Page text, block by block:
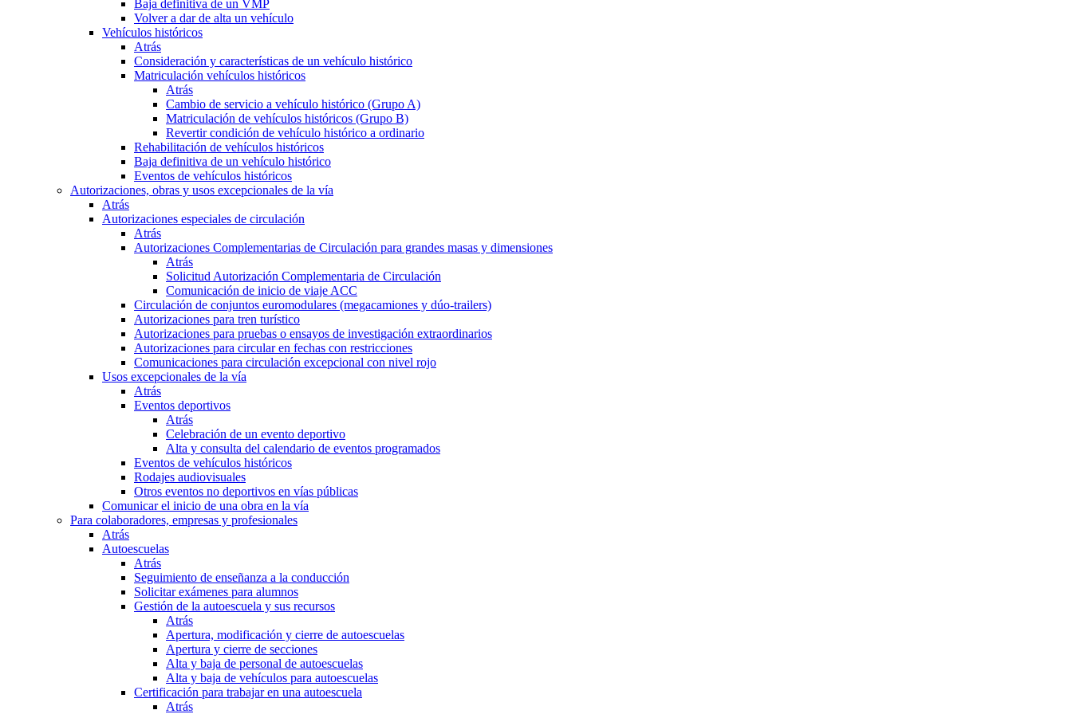
Baja definitiva de un VMP
Volver a dar de alta un vehículo
Vehículos históricos
Atrás
Consideración y características de un vehículo histórico
Matriculación vehículos históricos
Atrás
Cambio de servicio a vehículo histórico (Grupo A)
Matriculación de vehículos históricos (Grupo B)
Revertir condición de vehículo histórico a ordinario
Rehabilitación de vehículos históricos
Baja definitiva de un vehículo histórico
Eventos de vehículos históricos
Autorizaciones, obras y usos excepcionales de la vía
Atrás
Autorizaciones especiales de circulación
Atrás
Autorizaciones Complementarias de Circulación para grandes masas y dimensiones
Atrás
Solicitud Autorización Complementaria de Circulación
Comunicación de inicio de viaje ACC
Circulación de conjuntos euromodulares (megacamiones y dúo-trailers)
Autorizaciones para tren turístico
Autorizaciones para pruebas o ensayos de investigación extraordinarios
Autorizaciones para circular en fechas con restricciones
Comunicaciones para circulación excepcional con nivel rojo
Usos excepcionales de la vía
Atrás
Eventos deportivos
Atrás
Celebración de un evento deportivo
Alta y consulta del calendario de eventos programados
Eventos de vehículos históricos
Rodajes audiovisuales
Otros eventos no deportivos en vías públicas
Comunicar el inicio de una obra en la vía
Para colaboradores, empresas y profesionales
Atrás
Autoescuelas
Atrás
Seguimiento de enseñanza a la conducción
Solicitar exámenes para alumnos
Gestión de la autoescuela y sus recursos
Atrás
Apertura, modificación y cierre de autoescuelas
Apertura y cierre de secciones
Alta y baja de personal de autoescuelas
Alta y baja de vehículos para autoescuelas
Certificación para trabajar en una autoescuela
Atrás